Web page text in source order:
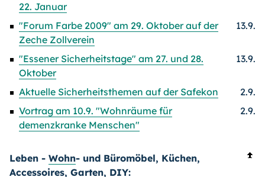
22. Januar
"Forum Farbe 2009" am 29. Oktober auf der
Zeche Zollverein
13.9.
"Essener Sicherheitstage" am 27. und 28.
Oktober
13.9.
Aktuelle Sicherheitsthemen auf der Safekon
2.9.
Vortrag am 10.9. "Wohnräume für
demenzkranke Menschen"
2.9.
Leben - Wohn- und Büromöbel, Küchen,
Accessoires, Garten, DIY: